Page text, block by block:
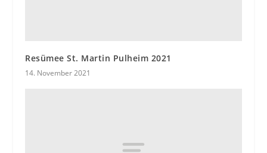
Resümee St. Martin Pulheim 2021
14. November 2021